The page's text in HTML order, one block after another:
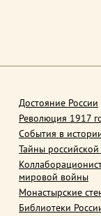
Достояние России
Революция 1917
События в
Тайны
мировой войны
Монастырские
Библиотеки